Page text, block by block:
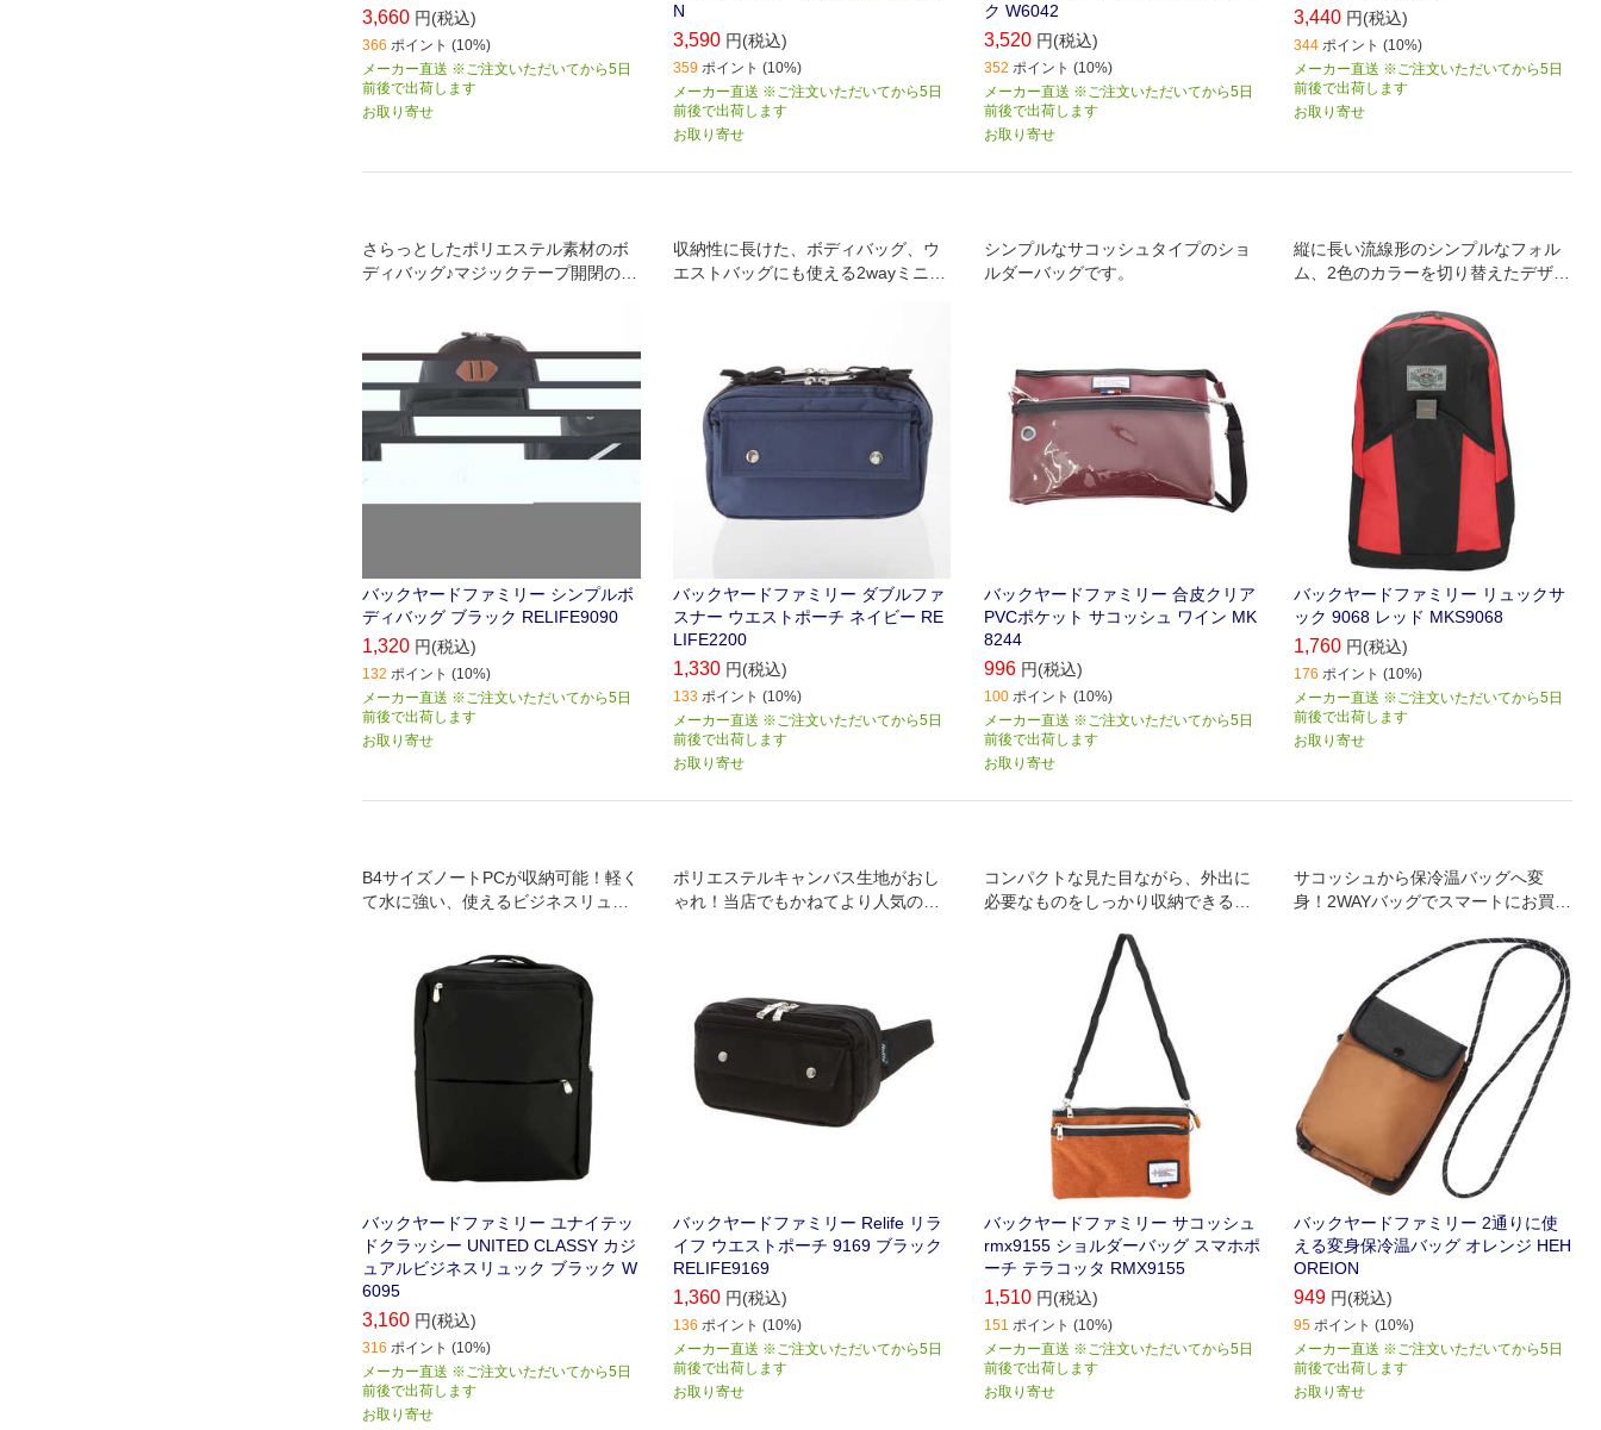
3,660 円(税込)
366 ポイント (10%)
メーカー直送 ※ご注文いただいてから5日
前後で出荷します
お取り寄せ
N
3,590 円(税込)
359 ポイント (10%)
メーカー直送 ※ご注文いただいてから5日
前後で出荷します
お取り寄せ
ク W6042
3,520 円(税込)
352 ポイント (10%)
メーカー直送 ※ご注文いただいてから5日
前後で出荷します
お取り寄せ
3,440 円(税込)
344 ポイント (10%)
メーカー直送 ※ご注文いただいてから5日
前後で出荷します
お取り寄せ
さらっとしたポリエステル素材のボ
ディバッグ♪マジックテープ開閉の前
バックヤードファミリー シンプルボ
ディバッグ ブラック RELIFE9090
1,320 円(税込)
132 ポイント (10%)
メーカー直送 ※ご注文いただいてから5日
前後で出荷します
お取り寄せ
収納性に長けた、ボディバッグ、ウ
エストバッグにも使える2wayミニバ
バックヤードファミリー ダブルファ
スナー ウエストポーチ ネイビー RE
LIFE2200
1,330 円(税込)
133 ポイント (10%)
メーカー直送 ※ご注文いただいてから5日
前後で出荷します
お取り寄せ
シンプルなサコッシュタイプのショ
ルダーバッグです。
バックヤードファミリー 合皮クリア
PVCポケット サコッシュ ワイン MK
8244
996 円(税込)
100 ポイント (10%)
メーカー直送 ※ご注文いただいてから5日
前後で出荷します
お取り寄せ
縦に長い流線形のシンプルなフォル
ム、2色のカラーを切り替えたデザイ
バックヤードファミリー リュックサ
ック 9068 レッド MKS9068
1,760 円(税込)
176 ポイント (10%)
メーカー直送 ※ご注文いただいてから5日
前後で出荷します
お取り寄せ
B4サイズノートPCが収納可能！軽く
て水に強い、使えるビジネスリュッ
バックヤードファミリー ユナイテッ
ドクラッシー UNITED CLASSY カジ
ュアルビジネスリュック ブラック W
6095
3,160 円(税込)
316 ポイント (10%)
メーカー直送 ※ご注文いただいてから5日
前後で出荷します
お取り寄せ
ポリエステルキャンバス生地がおし
ゃれ！当店でもかねてより人気のウ
バックヤードファミリー Relife リラ
イフ ウエストポーチ 9169 ブラック
RELIFE9169
1,360 円(税込)
136 ポイント (10%)
メーカー直送 ※ご注文いただいてから5日
前後で出荷します
お取り寄せ
コンパクトな見た目ながら、外出に
必要なものをしっかり収納できる、
バックヤードファミリー サコッシュ
rmx9155 ショルダーバッグ スマホポ
ーチ テラコッタ RMX9155
1,510 円(税込)
151 ポイント (10%)
メーカー直送 ※ご注文いただいてから5日
前後で出荷します
お取り寄せ
サコッシュから保冷温バッグへ変
身！2WAYバッグでスマートにお買い
えたら、サコッシュがサッとエコバ
ッグに早変わり！
バックヤードファミリー 2通りに使
える変身保冷温バッグ オレンジ HEH
OREION
949 円(税込)
95 ポイント (10%)
メーカー直送 ※ご注文いただいてから5日
前後で出荷します
お取り寄せ